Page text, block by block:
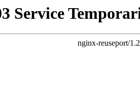
Service
nginx-reuseport/